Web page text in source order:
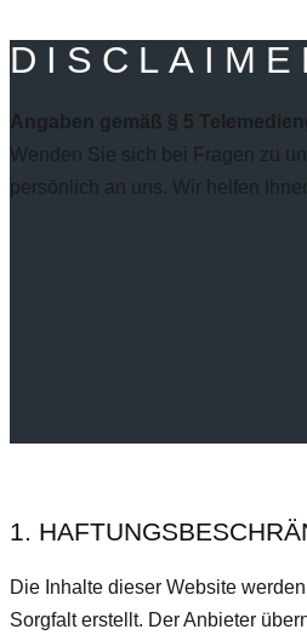
Angaben gemäß § 5
Wenden Sie sich bei Fragen zu
persönlich an uns. Wir helfen
1.
Die Inhalte dieser Website
Sorgfalt erstellt. Der Anbieter